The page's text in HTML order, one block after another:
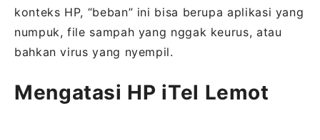
konteks HP, “beban” ini bisa berupa aplikasi yang
numpuk, file sampah yang nggak keurus, atau
bahkan virus yang nyempil.
Mengatasi HP iTel Lemot